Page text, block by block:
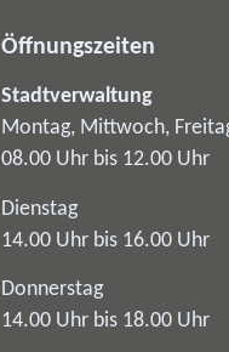
Öffnungszeiten
Stadtverwaltung
Montag, Mittwoch,
08.00 Uhr bis 12.00 Uhr
Dienstag
14.00 Uhr bis 16.00 Uhr
Donnerstag
14.00 Uhr bis 18.00 Uhr